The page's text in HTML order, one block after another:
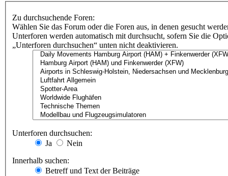
Zu durchsuchende Foren:
Wählen Sie das Forum oder die Foren aus, in denen gesucht
Unterforen werden automatisch mit durchsucht, sofern Sie die
„Unterforen durchsuchen“ unten nicht deaktivieren.
Unterforen durchsuchen:
Ja
Nein
Innerhalb suchen:
Betreff und Text der Beiträge